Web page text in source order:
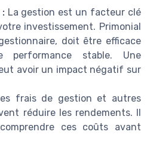
La gestion est un facteur clé
investissement. Primonial
doit être efficace
performance stable. Une
avoir un impact négatif sur
frais de gestion et autres
réduire les rendements. Il
ces coûts avant